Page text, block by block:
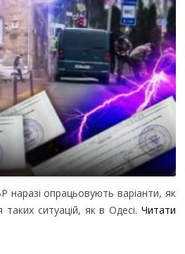
наразі опрацьовують варіанти, як
ситуацій, як в Одесі. Читати